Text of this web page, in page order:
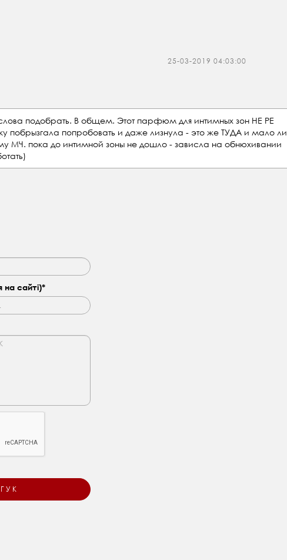
25-03-2019 04:03:00
подобрать. В общем. Этот парфюм для интимных зон НЕ РЕ
побрызгала попробовать и даже лизнула - это же ТУДА и мало ли
МЧ. пока до интимной зоны не дошло - зависла на обнюхивании
на сайті)*